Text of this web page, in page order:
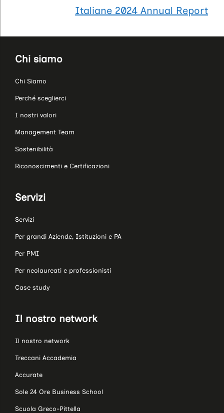
Italiane 2024 Annual Report
Chi siamo
Chi Siamo
Perché sceglierci
I nostri valori
Management Team
Sostenibilità
Riconoscimenti e Certificazioni
Servizi
Servizi
Per grandi Aziende, Istituzioni e PA
Per PMI
Per neolaureati e professionisti
Case study
Il nostro network
Il nostro network
Treccani Accademia
Accurate
Sole 24 Ore Business School
Scuola Greco-Pittella